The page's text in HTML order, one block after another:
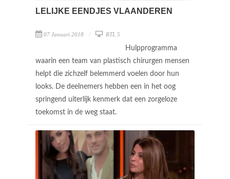
LELIJKE EENDJES VLAANDEREN
07 Januari 2018 RTL 5
Hulpprogramma
waarin een team van plastisch chirurgen mensen
helpt die zichzelf belemmerd voelen door hun
looks. De deelnemers hebben een in het oog
springend uiterlijk kenmerk dat een zorgeloze
toekomst in de weg staat.